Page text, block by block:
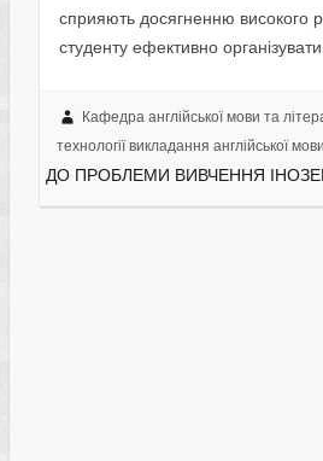
сприяють досягненню високого
студенту ефективно
Кафедра англійської мови та
технології викладання англійської
ДО ПРОБЛЕМИ ВИВЧЕННЯ